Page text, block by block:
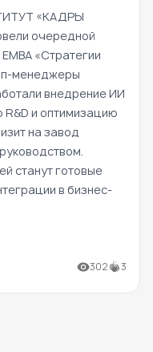
«КАДРЫ
очередной
«Стратегии
менеджеры
внедрение ИИ
и оптимизацию
на завод
станут готовые
в бизнес-
302 3